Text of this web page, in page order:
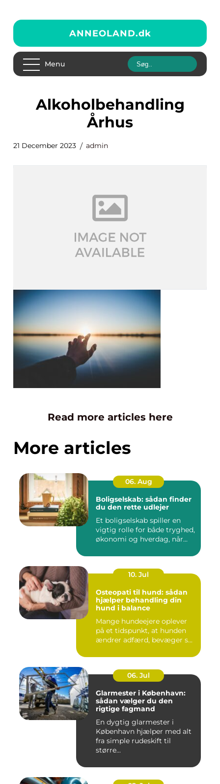
ANNEOLAND.dk
Menu
Alkoholbehandling
Århus
21 December 2023 admin
Read more articles here
More articles
06. Aug
Boligselskab: sådan finder
du den rette udlejer
Et boligselskab spiller en
vigtig rolle for både tryghed,
økonomi og hverdag, når...
10. Jul
Osteopati til hund: sådan
hjælper behandling din
hund i balance
Mange hundeejere oplever
på et tidspunkt, at hunden
ændrer adfærd, bevæger s...
06. Jul
Glarmester i København:
sådan vælger du den
rigtige fagmand
En dygtig glarmester i
København hjælper med alt
fra simple rudeskift til
større...